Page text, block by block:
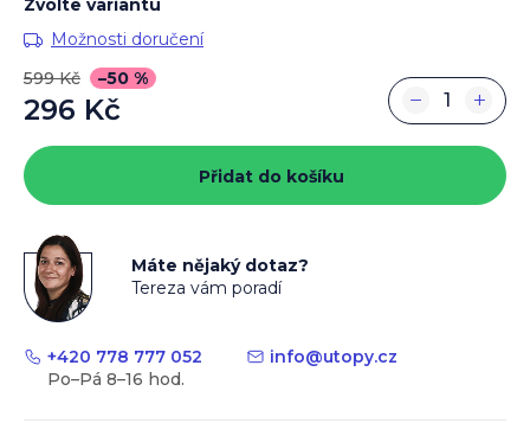
Zvolte variantu
Možnosti doručení
599 Kč
–50 %
296 Kč
cena:
+
−
Přidat do košíku
Máte nějaký dotaz?
Tereza vám poradí
+420 778 777 052 info@utopy.cz